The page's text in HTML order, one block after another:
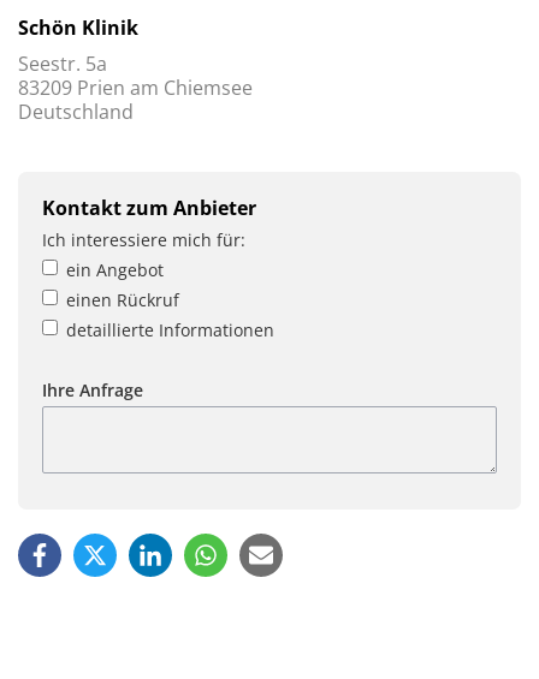
Schön Klinik
Seestr. 5a
83209 Prien am Chiemsee
Deutschland
Kontakt zum Anbieter
Ich interessiere mich für:
ein Angebot
einen Rückruf
detaillierte Informationen
Ihre Anfrage